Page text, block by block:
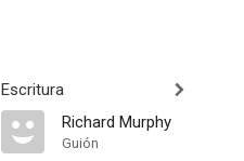
Escritura
Richard Murphy
Guión